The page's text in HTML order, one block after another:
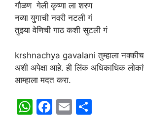
गौळण गेली कृष्णा ला शरण
नव्या युगाची नवरी नटली गं
तुझ्या वेणिची गाठ कशी सुटली गं
krshnachya gavalani तुम्हाला
अशी अपेक्षा आहे. ही लिंक अधिकाधिक
आम्हाला मदत करा.
W F
E